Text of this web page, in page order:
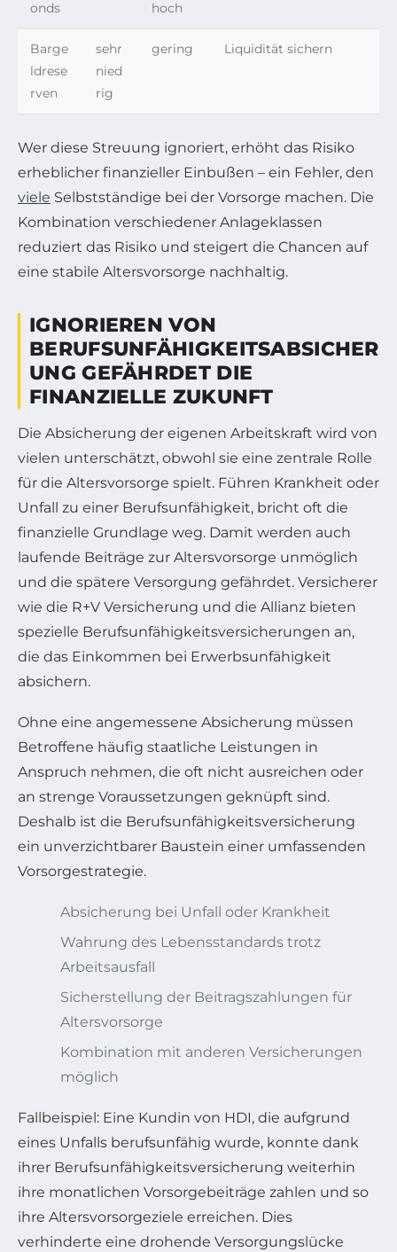
onds hoch
Barge
ldrese
rven
sehr
nied
rig
gering Liquidität sichern
Wer diese Streuung ignoriert, erhöht das Risiko
erheblicher finanzieller Einbußen – ein Fehler, den
viele Selbstständige bei der Vorsorge machen. Die
Kombination verschiedener Anlageklassen
reduziert das Risiko und steigert die Chancen auf
eine stabile Altersvorsorge nachhaltig.
IGNORIEREN VON
BERUFSUNFÄHIGKEITSABSICHER
UNG GEFÄHRDET DIE
FINANZIELLE ZUKUNFT
Die Absicherung der eigenen Arbeitskraft wird von
vielen unterschätzt, obwohl sie eine zentrale Rolle
für die Altersvorsorge spielt. Führen Krankheit oder
Unfall zu einer Berufsunfähigkeit, bricht oft die
finanzielle Grundlage weg. Damit werden auch
laufende Beiträge zur Altersvorsorge unmöglich
und die spätere Versorgung gefährdet. Versicherer
wie die R+V Versicherung und die Allianz bieten
spezielle Berufsunfähigkeitsversicherungen an,
die das Einkommen bei Erwerbsunfähigkeit
absichern.
Ohne eine angemessene Absicherung müssen
Betroffene häufig staatliche Leistungen in
Anspruch nehmen, die oft nicht ausreichen oder
an strenge Voraussetzungen geknüpft sind.
Deshalb ist die Berufsunfähigkeitsversicherung
ein unverzichtbarer Baustein einer umfassenden
Vorsorgestrategie.
Absicherung bei Unfall oder Krankheit
Wahrung des Lebensstandards trotz
Arbeitsausfall
Sicherstellung der Beitragszahlungen für
Altersvorsorge
Kombination mit anderen Versicherungen
möglich
Fallbeispiel: Eine Kundin von HDI, die aufgrund
eines Unfalls berufsunfähig wurde, konnte dank
ihrer Berufsunfähigkeitsversicherung weiterhin
ihre monatlichen Vorsorgebeiträge zahlen und so
ihre Altersvorsorgeziele erreichen. Dies
verhinderte eine drohende Versorgungslücke